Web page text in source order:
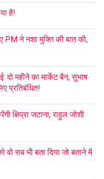
है!
ने नशा मुक्ति की बात की,
दो महीने का मार्केट बैन, सुभाष
प्रतिबंधित!
क्षिप्रा जटाना, राहुल जोशी
वो सब भी बता दिया जो बताने में